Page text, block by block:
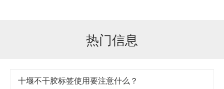
热门信息
十堰不干胶标签使用要注意什么？